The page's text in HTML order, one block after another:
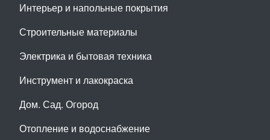
Интерьер и напольные покрытия
Строительные материалы
Электрика и бытовая техника
Инструмент и лакокраска
Дом. Сад. Огород
Отопление и водоснабжение